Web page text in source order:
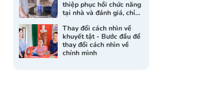
thiệp phục hồi chức năng
tại nhà và đánh giá, chỉ
người khuyết tật
Thay đổi cách nhìn về
khuyết tật - Bước đầu để
thay đổi cách nhìn về
chính mình